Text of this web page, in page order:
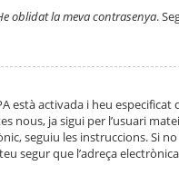
oblidat la meva contrasenya.
està activada i heu
nous, ja sigui per l’usuari
seguiu les instruccions. Si
segur que l’adreça